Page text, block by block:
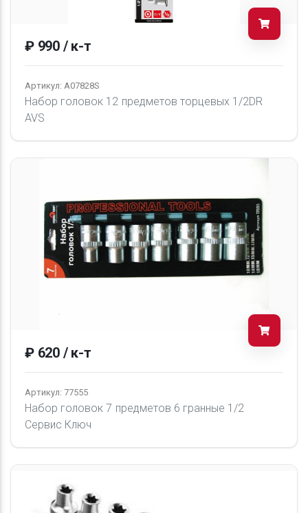
₽ 990 / к-т
Артикул: A07828S
Набор головок 12 предметов торцевых 1/2DR
AVS
₽ 620 / к-т
Артикул: 77555
Набор головок 7 предметов 6 гранные 1/2
Сервис Ключ